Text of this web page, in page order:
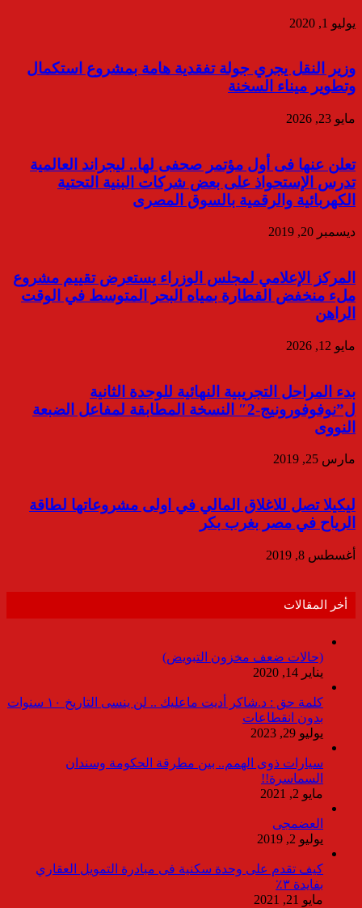
يوليو 1, 2020
وزير النقل يجري جولة تفقدية هامة بمشروع استكمال
وتطوير ميناء السخنة
مايو 23, 2026
تعلن عنها فى أول مؤتمر صحفى لها.. ليجراند العالمية
تدرس الإستحواذ على بعض شركات البنية التحتية
الكهربائية والرقمية بالسوق المصرى
ديسمبر 20, 2019
المركز الإعلامي لمجلس الوزراء يستعرض تقييم مشروع
ملء منخفض القطارة بمياه البحر المتوسط في الوقت
الراهن
مايو 12, 2026
بدء المراحل التجريبية النهائية للوحدة الثانية
ل”نوفوفورونيج-2″ النسخة المطابقة لمفاعل الضبعة
النووى
مارس 25, 2019
ليكيلا تصل للاغلاق المالي في اولى مشروعاتها لطاقة
الرياح في مصر بغرب بكر
أغسطس 8, 2019
أخر المقالات
(حالات ضعف مخزون التبويض)
يناير 14, 2020
كلمة حق : د.شاكر أديت ماعليك .. لن ينسى التاريخ ١٠ سنوات
بدون انقطاعات
يوليو 29, 2023
سيارات ذوى الهمم.. بين مطرقة الحكومة وسندان
السماسرة!!
مايو 2, 2021
العضمجى
يوليو 2, 2019
كيف تقدم على وحدة سكنية فى مبادرة التمويل العقاري
بفايدة ٣٪
مايو 21, 2021